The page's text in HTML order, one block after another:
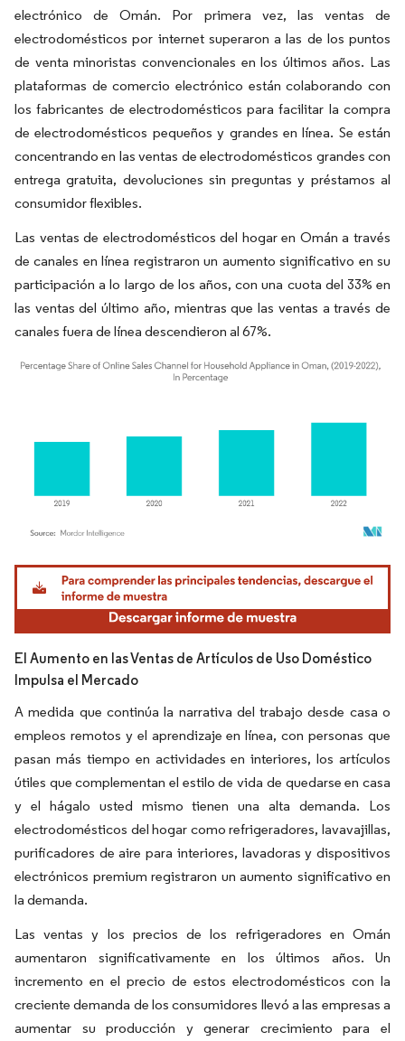
electrónico de Omán. Por primera vez, las ventas de
electrodomésticos por internet superaron a las de los puntos
de venta minoristas convencionales en los últimos años. Las
plataformas de comercio electrónico están colaborando con
los fabricantes de electrodomésticos para facilitar la compra
de electrodomésticos pequeños y grandes en línea. Se están
concentrando en las ventas de electrodomésticos grandes con
entrega gratuita, devoluciones sin preguntas y préstamos al
consumidor flexibles.
Las ventas de electrodomésticos del hogar en Omán a través
de canales en línea registraron un aumento significativo en su
participación a lo largo de los años, con una cuota del 33% en
las ventas del último año, mientras que las ventas a través de
canales fuera de línea descendieron al 67%.
Imagen © Mordor Intelligence. El uso requiere atribución según CC BY 4.0.
El Aumento en las Ventas de Artículos de Uso Doméstico
Impulsa el Mercado
A medida que continúa la narrativa del trabajo desde casa o
empleos remotos y el aprendizaje en línea, con personas que
pasan más tiempo en actividades en interiores, los artículos
útiles que complementan el estilo de vida de quedarse en casa
y el hágalo usted mismo tienen una alta demanda. Los
electrodomésticos del hogar como refrigeradores, lavavajillas,
purificadores de aire para interiores, lavadoras y dispositivos
electrónicos premium registraron un aumento significativo en
la demanda.
Las ventas y los precios de los refrigeradores en Omán
aumentaron significativamente en los últimos años. Un
incremento en el precio de estos electrodomésticos con la
creciente demanda de los consumidores llevó a las empresas a
aumentar su producción y generar crecimiento para el